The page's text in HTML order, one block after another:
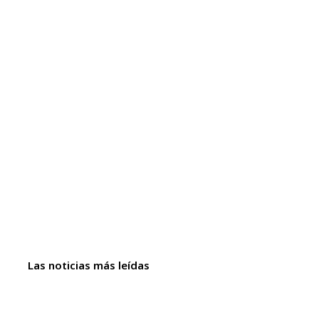
Las noticias más leídas